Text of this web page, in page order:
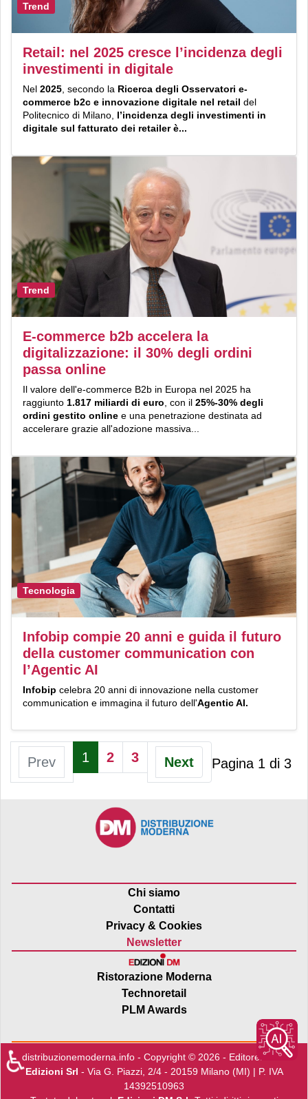
Trend
Retail: nel 2025 cresce l’incidenza degli
investimenti in digitale
Nel 2025, secondo la Ricerca degli Osservatori e-
commerce b2c e innovazione digitale nel retail del
Politecnico di Milano, l’incidenza degli investimenti in
digitale sul fatturato dei retailer è...
Trend
E-commerce b2b accelera la
digitalizzazione: il 30% degli ordini
passa online
Il valore dell'e-commerce B2b in Europa nel 2025 ha
raggiunto 1.817 miliardi di euro , con il 25%-30% degli
ordini gestito online e una penetrazione destinata ad
accelerare grazie all'adozione massiva...
Tecnologia
Infobip compie 20 anni e guida il futuro
della customer communication con
l’Agentic AI
Infobip celebra 20 anni di innovazione nella customer
communication e immagina il futuro dell'Agentic AI.
Pagina 1 di 3
Prev 1 2 3 Next
Chi siamo
Contatti
Privacy & Cookies
Newsletter
Ristorazione Moderna
Technoretail
PLM Awards
distribuzionemoderna.info - Copyright © 2026 - Editore:Edra
Edizioni Srl - Via G. Piazzi, 2/4 - 20159 Milano (MI) | P. IVA
14392510963